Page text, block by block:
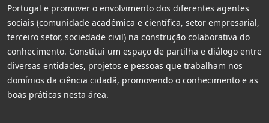
Portugal e promover o envolvimento dos diferentes agentes
sociais (comunidade académica e científica, setor empresarial,
terceiro setor, sociedade civil) na construção colaborativa do
conhecimento. Constitui um espaço de partilha e diálogo entre
diversas entidades, projetos e pessoas que trabalham nos
domínios da ciência cidadã, promovendo o conhecimento e as
boas práticas nesta área.